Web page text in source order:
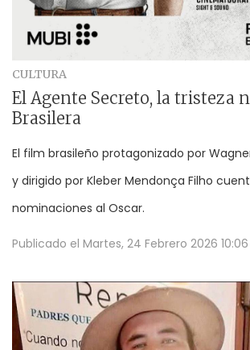
CULTURA
El Agente Secreto, la tristeza
Brasilera
El film brasileño protagonizado por
y dirigido por Kleber Mendonça Filho
nominaciones al Oscar.
Publicado el Martes, 24 Febrero 2026 10:06